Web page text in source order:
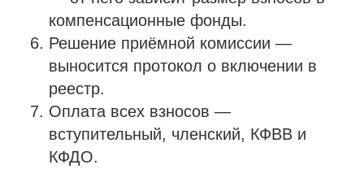
компенсационные фонды.
Решение приёмной комиссии —
выносится протокол о включении в
реестр.
Оплата всех взносов —
вступительный, членский, КФВВ и
КФДО.